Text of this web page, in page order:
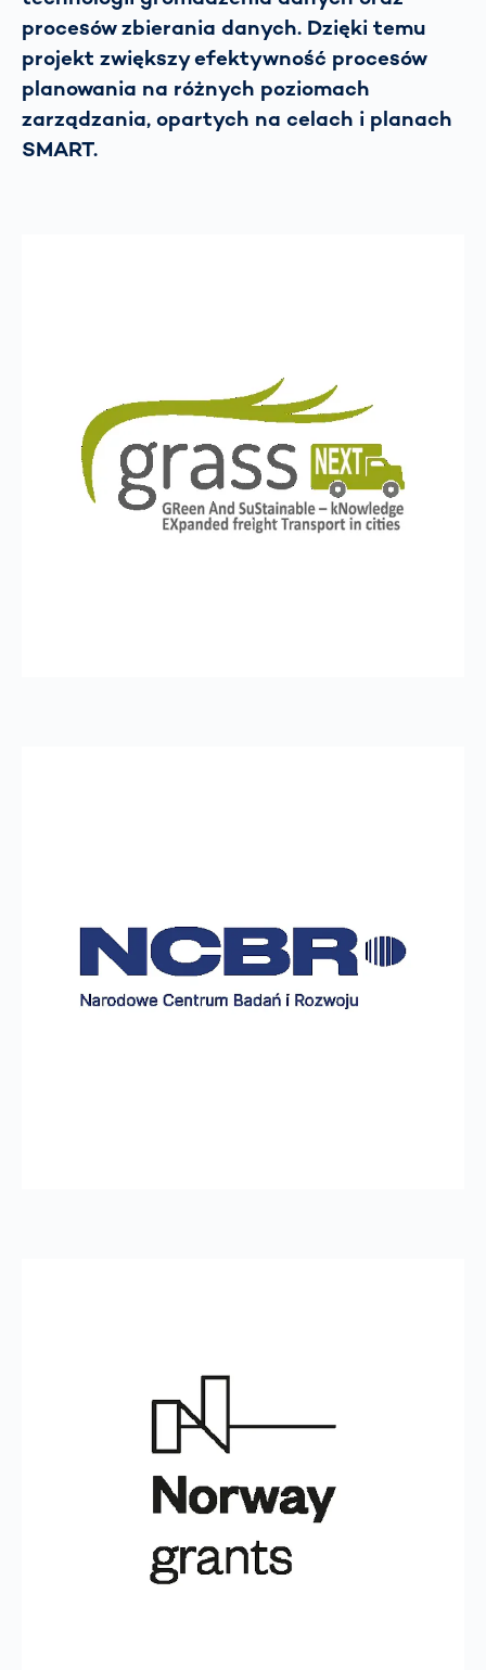
procesów zbierania danych. Dzięki temu
projekt zwiększy efektywność procesów
planowania na różnych poziomach
zarządzania, opartych na celach i planach
SMART.